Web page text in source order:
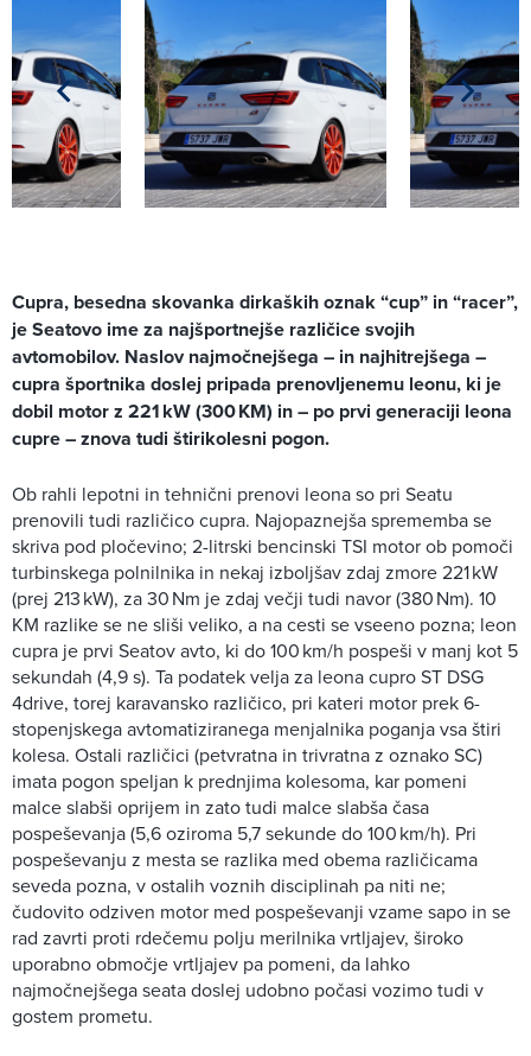
Cupra, besedna skovanka dirkaških oznak “cup” in “racer”,
je Seatovo ime za najšportnejše različice svojih
avtomobilov. Naslov najmočnejšega – in najhitrejšega –
cupra športnika doslej pripada prenovljenemu leonu, ki je
dobil motor z 221 kW (300 KM) in – po prvi generaciji leona
cupre – znova tudi štirikolesni pogon.
Ob rahli lepotni in tehnični prenovi leona so pri Seatu
prenovili tudi različico cupra. Najopaznejša sprememba se
skriva pod pločevino; 2-litrski bencinski TSI motor ob pomoči
turbinskega polnilnika in nekaj izboljšav zdaj zmore 221 kW
(prej 213 kW), za 30 Nm je zdaj večji tudi navor (380 Nm). 10
KM razlike se ne sliši veliko, a na cesti se vseeno pozna; leon
cupra je prvi Seatov avto, ki do 100 km/h pospeši v manj kot 5
sekundah (4,9 s). Ta podatek velja za leona cupro ST DSG
4drive, torej karavansko različico, pri kateri motor prek 6-
stopenjskega avtomatiziranega menjalnika poganja vsa štiri
kolesa. Ostali različici (petvratna in trivratna z oznako SC)
imata pogon speljan k prednjima kolesoma, kar pomeni
malce slabši oprijem in zato tudi malce slabša časa
pospeševanja (5,6 oziroma 5,7 sekunde do 100 km/h). Pri
pospeševanju z mesta se razlika med obema različicama
seveda pozna, v ostalih voznih disciplinah pa niti ne;
čudovito odziven motor med pospeševanji vzame sapo in se
rad zavrti proti rdečemu polju merilnika vrtljajev, široko
uporabno območje vrtljajev pa pomeni, da lahko
najmočnejšega seata doslej udobno počasi vozimo tudi v
gostem prometu.